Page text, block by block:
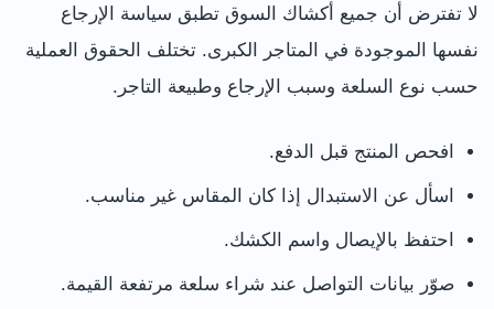
لا تفترض أن جميع أكشاك السوق تطبق سياسة الإرجاع
نفسها الموجودة في المتاجر الكبرى. تختلف الحقوق العملية
حسب نوع السلعة وسبب الإرجاع وطبيعة التاجر.
افحص المنتج قبل الدفع.
اسأل عن الاستبدال إذا كان المقاس غير مناسب.
احتفظ بالإيصال واسم الكشك.
صوّر بيانات التواصل عند شراء سلعة مرتفعة القيمة.